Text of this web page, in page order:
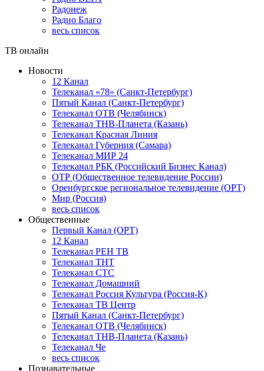
Радонеж
Радио Благо
весь список
ТВ онлайн
Новости
12 Канал
Телеканал «78» (Санкт-Петербург)
Пятый Канал (Санкт-Петербург)
Телеканал ОТВ (Челябинск)
Телеканал ТНВ-Планета (Казань)
Телеканал Красная Линия
Телеканал Губерния (Самара)
Телеканал МИР 24
Телеканал РБК (Российский Бизнес Канал)
ОТР (Общественное телевидение России)
Оренбургское региональное телевидение (ОРТ)
Мир (Россия)
весь список
Общественные
Первый Канал (ОРТ)
12 Канал
Телеканал РЕН ТВ
Телеканал ТНТ
Телеканал СТС
Телеканал Домашний
Телеканал Россия Культура (Россия-К)
Телеканал ТВ Центр
Пятый Канал (Санкт-Петербург)
Телеканал ОТВ (Челябинск)
Телеканал ТНВ-Планета (Казань)
Телеканал Че
весь список
Познавательные